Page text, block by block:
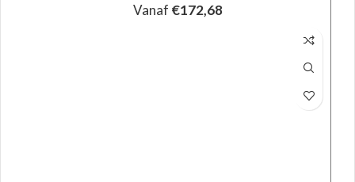
Vanaf €172,68